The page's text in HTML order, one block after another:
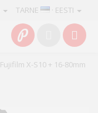
TARNE · EESTI
Fujifilm X-S10 + 16-80mm